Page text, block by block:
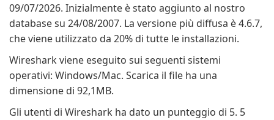
09/07/2026. Inizialmente è stato aggiunto al nostro
database su 24/08/2007. La versione più diffusa è 4.6.7,
che viene utilizzato da 20% di tutte le installazioni.
Wireshark viene eseguito sui seguenti sistemi
operativi: Windows/Mac. Scarica il file ha una
dimensione di 92,1MB.
Gli utenti di Wireshark ha dato un punteggio di 5. 5